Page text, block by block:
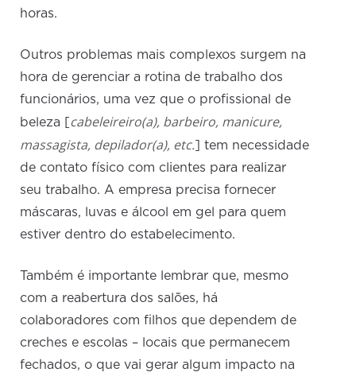
horas.
Outros problemas mais complexos surgem na
hora de gerenciar a rotina de trabalho dos
funcionários, uma vez que o profissional de
beleza [ cabeleireiro(a), barbeiro, manicure,
massagista, depilador(a), etc. ] tem necessidade
de contato físico com clientes para realizar
seu trabalho. A empresa precisa fornecer
máscaras, luvas e álcool em gel para quem
estiver dentro do estabelecimento.
Também é importante lembrar que, mesmo
com a reabertura dos salões, há
colaboradores com filhos que dependem de
creches e escolas – locais que permanecem
fechados, o que vai gerar algum impacto na